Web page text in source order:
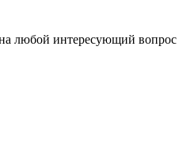
любой интересующий вопрос